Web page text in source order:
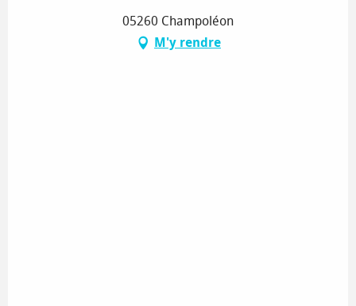
05260 Champoléon
M'y rendre